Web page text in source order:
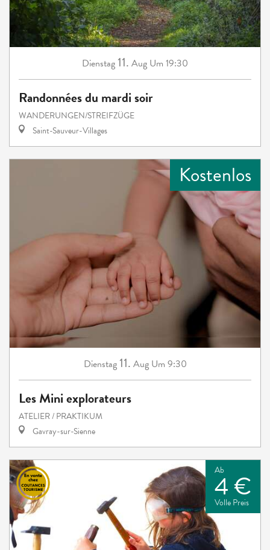
Dienstag 11. Aug Um 19:30
Randonnées du mardi soir
WANDERUNGEN/STREIFZÜGE
Saint-Sauveur-Villages
Kostenlos
Dienstag 11. Aug Um 9:30
Les Mini explorateurs
ATELIER / PRAKTIKUM
Gavray-sur-Sienne
Ab
4 €
Volle Preis